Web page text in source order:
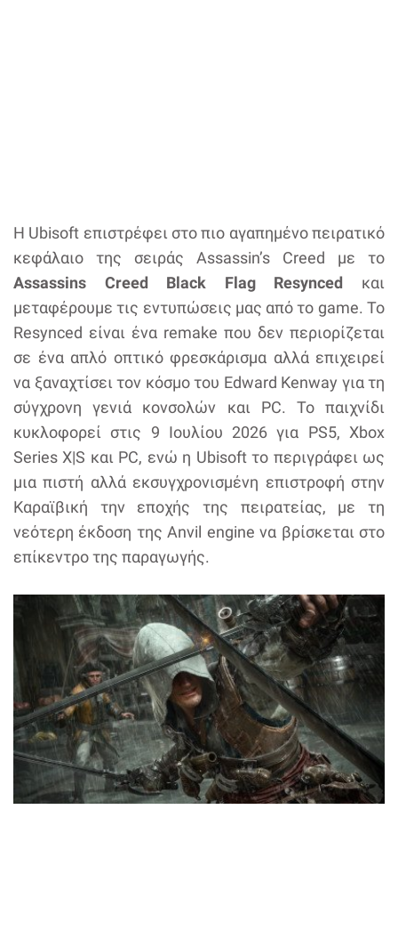
Η Ubisoft επιστρέφει στο πιο αγαπημένο πειρατικό
κεφάλαιο της σειράς Assassin’s Creed με το
Assassins Creed Black Flag Resynced και
μεταφέρουμε τις εντυπώσεις μας από το game. Το
Resynced είναι ένα remake που δεν περιορίζεται
σε ένα απλό οπτικό φρεσκάρισμα αλλά επιχειρεί
να ξαναχτίσει τον κόσμο του Edward Kenway για τη
σύγχρονη γενιά κονσολών και PC. Το παιχνίδι
κυκλοφορεί στις 9 Ιουλίου 2026 για PS5, Xbox
Series X|S και PC, ενώ η Ubisoft το περιγράφει ως
μια πιστή αλλά εκσυγχρονισμένη επιστροφή στην
Καραϊβική την εποχής της πειρατείας, με τη
νεότερη έκδοση της Anvil engine να βρίσκεται στο
επίκεντρο της παραγωγής.